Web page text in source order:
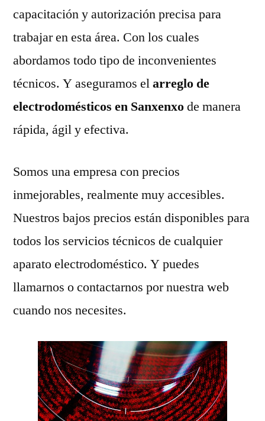
capacitación y autorización precisa para
trabajar en esta área. Con los cuales
abordamos todo tipo de inconvenientes
técnicos. Y aseguramos elarreglo de
electrodomésticos en Sanxenxode manera
rápida, ágil y efectiva.
Somos una empresa con precios
inmejorables, realmente muy accesibles.
Nuestros bajos precios están disponibles para
todos los servicios técnicos de cualquier
aparato electrodoméstico. Y puedes
llamarnos o contactarnos por nuestra web
cuando nos necesites.